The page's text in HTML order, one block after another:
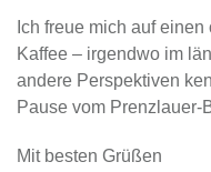
Ich freue mich auf
Kaffee – irgendwo im
andere Perspektiven
Pause vom Prenzlauer-
Mit besten Grüßen